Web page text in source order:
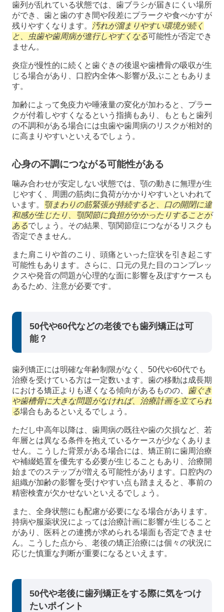
歯列が乱れている状態では、歯ブラシが届きにくい場所
ができ、歯と歯のすき間や段差にプラークや食べかすが
残りやすくなります。
汚れが溜まりやすい環境が続く
と、虫歯や歯周病が進行しやすくなる可能性が否定でき
ません。
炎症が慢性的に続くと歯ぐきの後退や歯槽骨の吸収が生
じる場合があり、口腔内全体へ影響が及ぶこともありま
す。
加齢によって免疫力や唾液量の変化が加わると、プラー
クが付着しやすくなるという指摘もあり、もともと歯列
の不調和がある場合には虫歯や歯周病のリスクが相対的
に高まりやすいといえるでしょう。
心身の不調につながる可能性がある
噛み合わせが安定しない状態では、顎の動きに無理が生
じやすく、周囲の筋肉に負荷がかかりやすいといわれて
います。
顎まわりの筋緊張が持続すると、口の開閉に違
和感が生じたり、顎関節に負担がかかったりすることが
あるでしょう。その結果、顎関節症につながるリスクも
否定できません。
また肩こりや首のこり、頭痛といった症状を引き起こす
可能性もあります。さらに、口元の見た目のコンプレッ
クスや発音の問題が心理的な面に影響を及ぼすケースも
あるため、注意が必要です。
50代や60代などの老後でも歯列矯正は可
能？
歯列矯正には明確な年齢制限がなく、50代や60代でも
治療を受けている方は一定数います。歯の移動は成長期
における矯正よりも遅くなる傾向があるものの、
歯ぐき
や歯槽骨に大きな問題がなければ、治療計画を立てられ
る場合もあるといえるでしょう。
ただし中高年以降は、歯周病の既往や歯の欠損など、若
年層とは異なる条件を抱えているケースが少なくありま
せん。こうした背景がある場合には、矯正前に歯周治療
や補綴処置を優先する必要が生じることもあり、治療開
始までのステップが増える可能性があります。口腔内の
組織が加齢の影響を受けやすい点も踏まえると、事前の
精密検査が欠かせないといえるでしょう。
また、全身状態にも配慮が必要になる場合があります。
持病や服薬状況によっては治療計画に影響が生じること
があり、医科との連携が求められる場面も否定できませ
ん。こうした点から、老後の矯正治療には個々の状況に
応じた慎重な判断が重要になるといえます。
50代や老後に歯列矯正をする際に気をつけ
たいポイント